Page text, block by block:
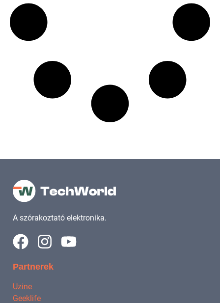
A szórakoztató elektronika.
Partnerek
Uzine
Geeklife